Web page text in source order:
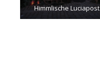
Himmlische Luciapost